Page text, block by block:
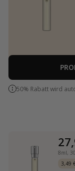
50% Rabatt wird
8ml,
3,49